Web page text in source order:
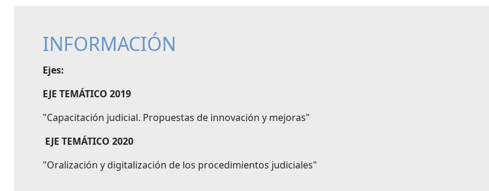
INFORMACIÓN
Ejes:
EJE TEMÁTICO 2019
"Capacitación judicial. Propuestas de innovación y mejoras"
EJE TEMÁTICO 2020
"Oralización y digitalización de los procedimientos judiciales"